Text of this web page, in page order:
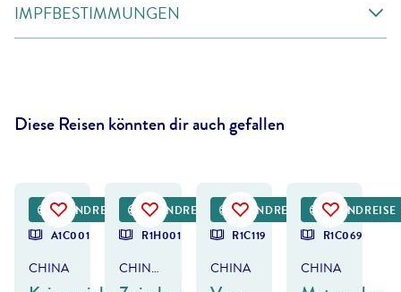
IMPFBESTIMMUNGEN
Diese Reisen könnten dir auch gefallen
RUNDREISE
A1C001
CHINA
DEALRUNDREISE
R1H001
CHINA & YANGTZE-KREUZFAHRT
RUNDREISE
R1C119
CHINA
RUNDREISE
R1C069
CHINA